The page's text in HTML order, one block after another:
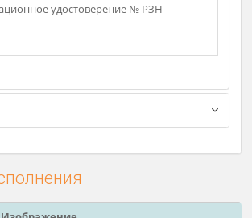
опоры 530 мм (с колёсными опорами
удостоверение № РЗН